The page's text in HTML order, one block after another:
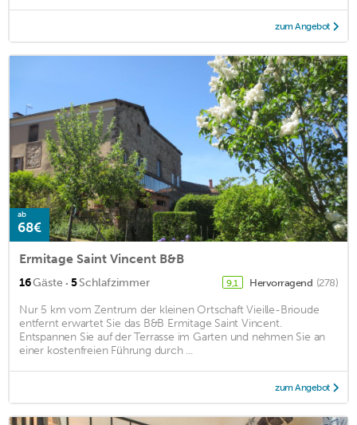
zum Angebot
ab
68€
Ermitage Saint Vincent B&B
16Gäste · 5Schlafzimmer 9,1 Hervorragend (278)
Nur 5 km vom Zentrum der kleinen Ortschaft Vieille-Brioude
entfernt erwartet Sie das B&B Ermitage Saint Vincent.
Entspannen Sie auf der Terrasse im Garten und nehmen Sie an
einer kostenfreien Führung durch ...
zum Angebot